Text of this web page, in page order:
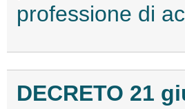
professione di
DECRETO 21